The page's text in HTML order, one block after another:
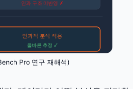
인과 구조 미반영 ✗
인과적 분석 적용
올바른 추정 ✓
Pro 연구 재해석)